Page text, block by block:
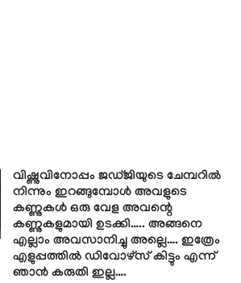
വിഷ്ണുവിനോപ്പം ജഡ്ജിയുടെ ചേമ്പറിൽ
നിന്നും ഇറങ്ങുമ്പോൾ അവളുടെ
കണ്ണുകൾ ഒരു വേള അവന്റെ
കണ്ണുകളുമായി ഉടക്കി….. അങ്ങനെ
എല്ലാം അവസാനിച്ചു അല്ലെ…. ഇത്രേം
എളുപ്പത്തിൽ ഡിവോഴ്സ് കിട്ടും എന്ന്
ഞാൻ കരുതി ഇല്ല….